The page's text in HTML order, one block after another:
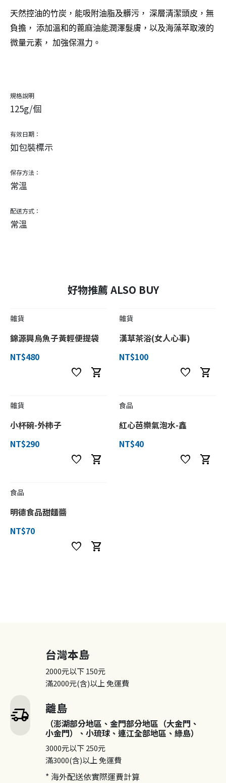
天然控油的竹炭，能吸附油脂及髒污， 深層清潔頭皮，無
負擔， 添加溫和的蓖麻油能潤澤髮膚，以及海藻萃取液的
微量元素， 加強保濕力。
規格說明
125g/個
有效日期：
如包裝標示
保存方法：
常溫
配送方式：
常溫
好物推薦 ALSO BUY
雜貨
錦源興烏魚子黃輕便提袋
NT$480
favorite shopping_cart
雜貨
漢草茶浴(女人心事)
NT$100
favorite shopping_cart
雜貨
小杯碗-外柿子
NT$290
favorite shopping_cart
食品
紅心芭樂氣泡水-鑫
NT$40
favorite shopping_cart
食品
明德食品甜麵醬
NT$70
favorite shopping_cart
delivery_truck_speed
台灣本島
2000元以下150元
滿2000元(含)以上免運費
離島
（澎湖部分地區、金門部分地區（大金門、
小金門）、小琉球、連江全部地區、綠島）
3000元以下250元
滿3000(含)以上免運費
* 海外配送依實際運費計算